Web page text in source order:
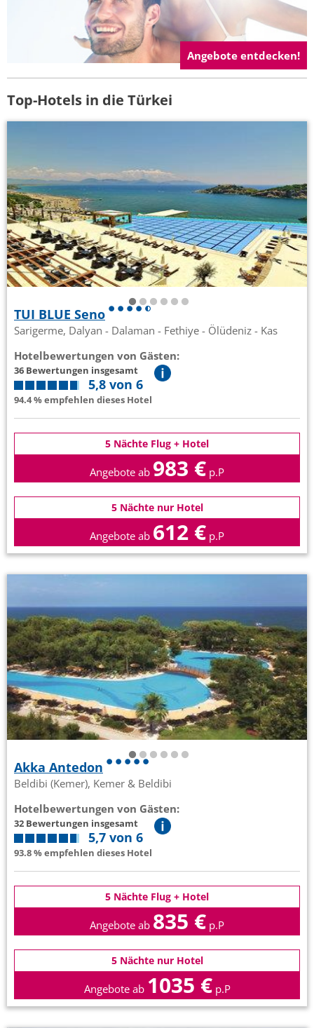
Angebote entdecken!
Top-Hotels in die Türkei
TUI BLUE Seno
Sarigerme, Dalyan - Dalaman - Fethiye - Ölüdeniz - Kas
Hotelbewertungen von Gästen:
36 Bewertungen insgesamt
5,8 von 6
94.4 % empfehlen dieses Hotel
5 Nächte Flug + Hotel
Angebote ab 983 € p.P
5 Nächte nur Hotel
Angebote ab 612 € p.P
Akka Antedon
Beldibi (Kemer), Kemer & Beldibi
Hotelbewertungen von Gästen:
32 Bewertungen insgesamt
5,7 von 6
93.8 % empfehlen dieses Hotel
5 Nächte Flug + Hotel
Angebote ab 835 € p.P
5 Nächte nur Hotel
Angebote ab 1035 € p.P